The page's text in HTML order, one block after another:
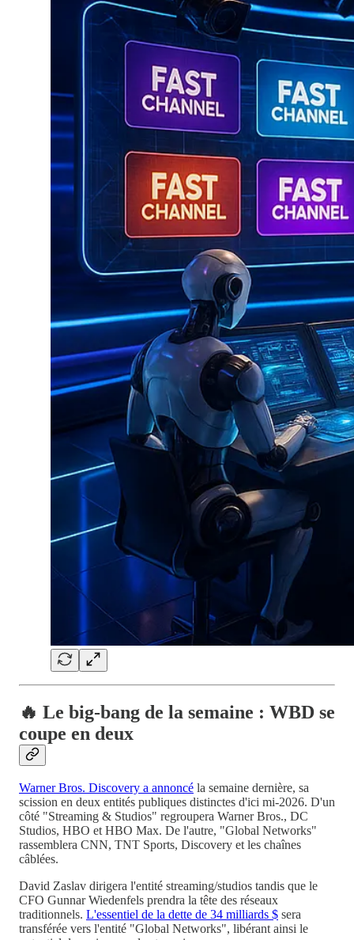
🔥 Le big-bang de la semaine : WBD se
coupe en deux
Warner Bros. Discovery a annoncé la semaine dernière, sa
scission en deux entités publiques distinctes d'ici mi-2026. D'un
côté "Streaming & Studios" regroupera Warner Bros., DC
Studios, HBO et HBO Max. De l'autre, "Global Networks"
rassemblera CNN, TNT Sports, Discovery et les chaînes
câblées.
David Zaslav dirigera l'entité streaming/studios tandis que le
CFO Gunnar Wiedenfels prendra la tête des réseaux
traditionnels. L'essentiel de la dette de 34 milliards $ sera
transférée vers l'entité "Global Networks", libérant ainsi le